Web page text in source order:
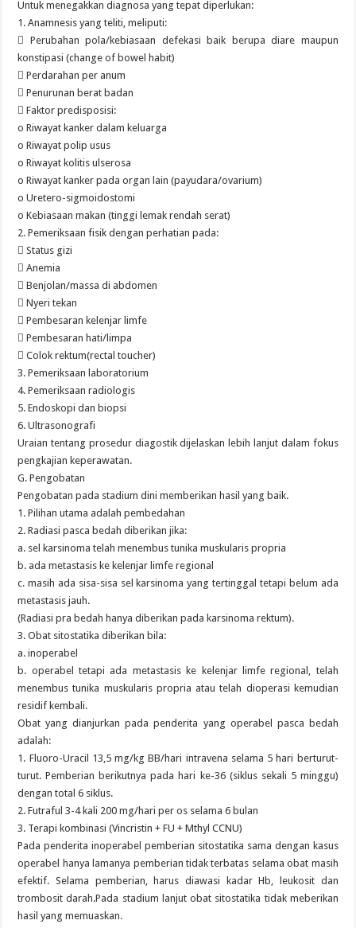
Untuk menegakkan diagnosa yang tepat diperlukan:
1. Anamnesis yang teliti, meliputi:
 Perubahan pola/kebiasaan defekasi baik berupa diare maupun
konstipasi (change of bowel habit)
 Perdarahan per anum
 Penurunan berat badan
 Faktor predisposisi:
o Riwayat kanker dalam keluarga
o Riwayat polip usus
o Riwayat kolitis ulserosa
o Riwayat kanker pada organ lain (payudara/ovarium)
o Uretero-sigmoidostomi
o Kebiasaan makan (tinggi lemak rendah serat)
2. Pemeriksaan fisik dengan perhatian pada:
 Status gizi
 Anemia
 Benjolan/massa di abdomen
 Nyeri tekan
 Pembesaran kelenjar limfe
 Pembesaran hati/limpa
 Colok rektum(rectal toucher)
3. Pemeriksaan laboratorium
4. Pemeriksaan radiologis
5. Endoskopi dan biopsi
6. Ultrasonografi
Uraian tentang prosedur diagostik dijelaskan lebih lanjut dalam fokus
pengkajian keperawatan.
G. Pengobatan
Pengobatan pada stadium dini memberikan hasil yang baik.
1. Pilihan utama adalah pembedahan
2. Radiasi pasca bedah diberikan jika:
a. sel karsinoma telah menembus tunika muskularis propria
b. ada metastasis ke kelenjar limfe regional
c. masih ada sisa-sisa sel karsinoma yang tertinggal tetapi belum ada
metastasis jauh.
(Radiasi pra bedah hanya diberikan pada karsinoma rektum).
3. Obat sitostatika diberikan bila:
a. inoperabel
b. operabel tetapi ada metastasis ke kelenjar limfe regional, telah
menembus tunika muskularis propria atau telah dioperasi kemudian
residif kembali.
Obat yang dianjurkan pada penderita yang operabel pasca bedah
adalah:
1. Fluoro-Uracil 13,5 mg/kg BB/hari intravena selama 5 hari berturut-
turut. Pemberian berikutnya pada hari ke-36 (siklus sekali 5 minggu)
dengan total 6 siklus.
2. Futraful 3-4 kali 200 mg/hari per os selama 6 bulan
3. Terapi kombinasi (Vincristin + FU + Mthyl CCNU)
Pada penderita inoperabel pemberian sitostatika sama dengan kasus
operabel hanya lamanya pemberian tidak terbatas selama obat masih
efektif. Selama pemberian, harus diawasi kadar Hb, leukosit dan
trombosit darah.Pada stadium lanjut obat sitostatika tidak meberikan
hasil yang memuaskan.